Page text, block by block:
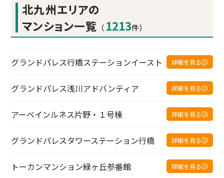
北九州エリアの
マンション一覧 （ 1213件）
グランドパレス行橋ステーションイースト 詳細を見る
グランドパレス浅川アドバンティア 詳細を見る
アーベインルネス片野・１号棟 詳細を見る
グランドパレスタワーステーション行橋 詳細を見る
トーカンマンション緑ヶ丘参番館 詳細を見る